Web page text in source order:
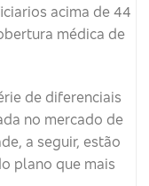
acima de 44
médica de
de diferenciais
no mercado de
a seguir, estão
plano que mais